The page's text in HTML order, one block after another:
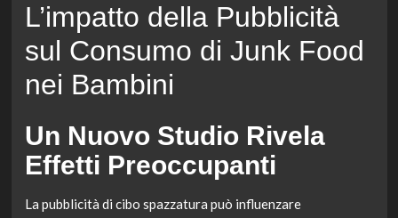
L’impatto della Pubblicità
sul Consumo di Junk Food
nei Bambini
Un Nuovo Studio Rivela
Effetti Preoccupanti
La pubblicità di cibo spazzatura può influenzare